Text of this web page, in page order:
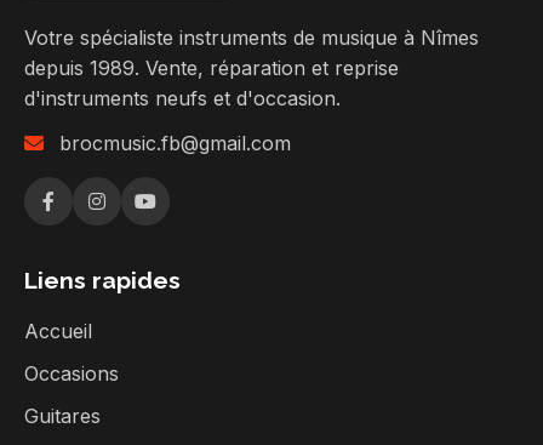
Votre spécialiste instruments de musique à Nîmes
depuis 1989. Vente, réparation et reprise
d'instruments neufs et d'occasion.
brocmusic.fb@gmail.com
Liens rapides
Accueil
Occasions
Guitares